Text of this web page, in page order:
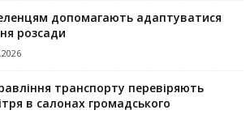
допомагають адаптуватися
розсади
транспорту перевіряють
в салонах громадського